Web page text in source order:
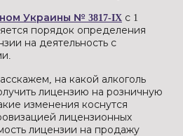
Украины № 3817-IX с 1
порядок определения
на деятельность с
на какой алкоголь
лицензию на розничную
изменения коснутся
лицензионных
лицензии на продажу